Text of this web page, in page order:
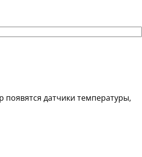
появятся датчики температуры,